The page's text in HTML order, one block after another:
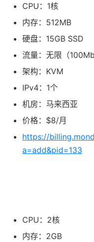
CPU：1核
内存：512MB
硬盘：15GB SSD
流量：无限（
架构：KVM
IPv4：1个
机房：马来西亚
价格：$8/月
https://
a=add&pid=133
CPU：2核
内存：2GB